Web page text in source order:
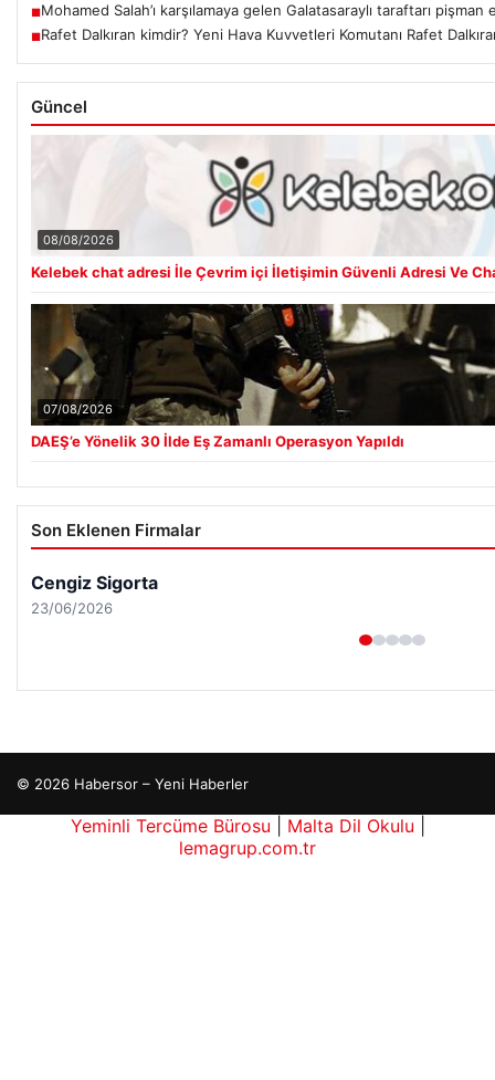
■Mohamed Salah’ı karşılamaya gelen Galatasaraylı taraftarı pişman
■Rafet Dalkıran kimdir? Yeni Hava Kuvvetleri Komutanı Rafet
Güncel
08/08/2026
Kelebek chat adresi İle Çevrim içi İletişimin Güvenli Adresi Ve
07/08/2026
DAEŞ’e Yönelik 30 İlde Eş Zamanlı Operasyon Yapıldı
Son Eklenen Firmalar